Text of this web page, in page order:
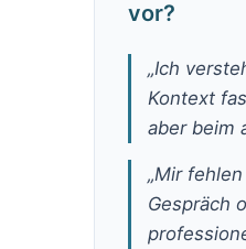
vor?
„Ich
Kontext
aber beim
„Mir
Gespräch